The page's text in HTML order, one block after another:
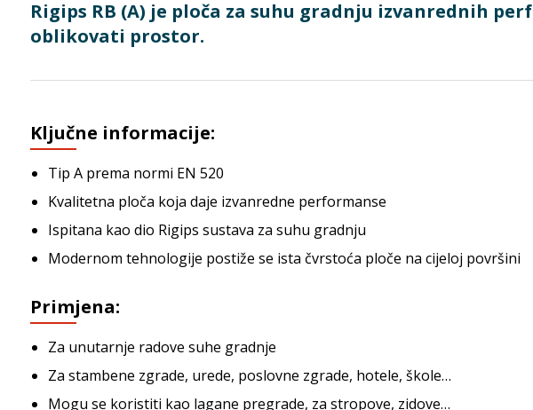
Rigips RB (A) je ploča za suhu gradnju izvanrednih
oblikovati prostor.
Ključne informacije:
Tip A prema normi EN 520
Kvalitetna ploča koja daje izvanredne performanse
Ispitana kao dio Rigips sustava za suhu gradnju
Modernom tehnologije postiže se ista čvrstoća ploče na cijeloj površini
Primjena:
Za unutarnje radove suhe gradnje
Za stambene zgrade, urede, poslovne zgrade, hotele, škole…
Mogu se koristiti kao lagane pregrade, za stropove, zidove…